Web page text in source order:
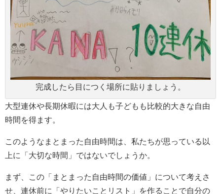
完成したら目につく場所に貼りましょう。
大型連休や長期休暇には大人も子どもも比較的大きな自由
時間を得ます。
このようなまとまった自由時間は、私たちが思っている以
上に「大切な時間」ではないでしょうか。
まず、この「まとまった自由時間の価値」について考えさ
せ、連休前に「やりたいことリスト」を作ることで自分の